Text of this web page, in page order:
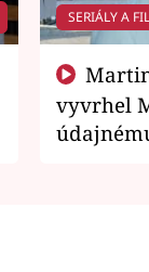
SERIÁLY A
vyvrhel